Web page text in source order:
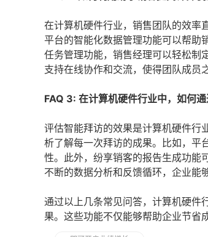
在计算机硬件行业，销售团队的效率
平台的智能化数据管理功能可以帮助
任务管理功能，销售经理可以轻松制
支持在线协作和交流，使得团队成员
FAQ 3: 在计算机硬件行业中，如何
评估智能拜访的效果是计算机硬件行
析了解每一次拜访的成果。比如，平
性。此外，纷享销客的报告生成功能
不断的数据分析和反馈循环，企业能
通过以上几条常见问答，计算机硬件
果。这些功能不仅能够帮助企业节省